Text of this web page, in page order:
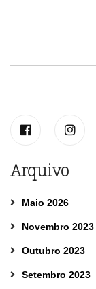
Arquivo
Maio 2026
Novembro 2023
Outubro 2023
Setembro 2023